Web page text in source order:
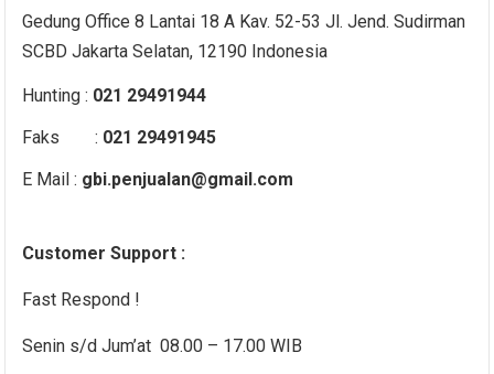
Gedung Office 8 Lantai 18 A Kav. 52-53 Jl. Jend. Sudirman
SCBD Jakarta Selatan, 12190 Indonesia
Hunting : 021 29491944
Faks : 021 29491945
E Mail : gbi.penjualan@gmail.com
Customer Support :
Fast Respond !
Senin s/d Jum’at 08.00 – 17.00 WIB